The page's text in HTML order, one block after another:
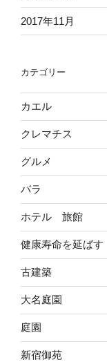
2017年11月
カテゴリー
カエル
クレマチス
グルメ
バラ
ホテル 旅館
健康寿命を延ばす
古建築
大名庭園
庭園
新宿御苑